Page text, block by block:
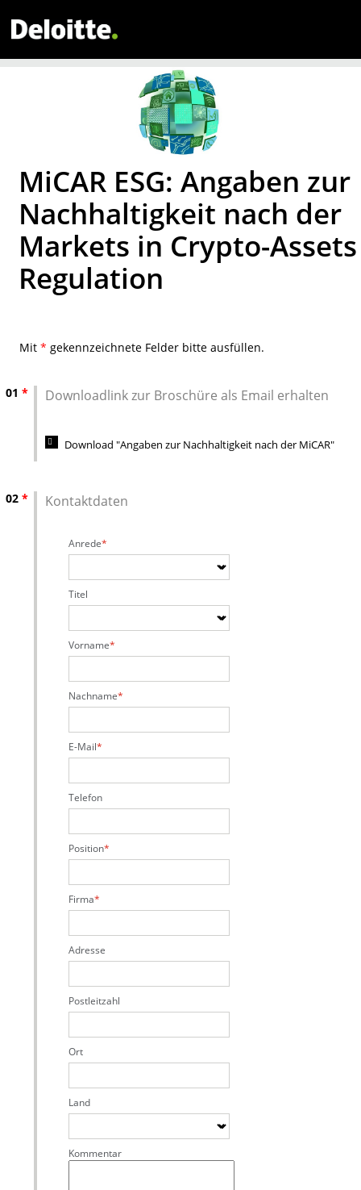
MiCAR ESG: Angaben zur
Nachhaltigkeit nach der
Markets in Crypto-Assets
Regulation
Mit * gekennzeichnete Felder bitte ausfüllen.
01 * Downloadlink zur Broschüre als Email erhalten
Download "Angaben zur Nachhaltigkeit nach der MiCAR"
02 * Kontaktdaten
Anrede
Titel
Vorname
Nachname
E-Mail
Telefon
Position
Firma
Adresse
Postleitzahl
Ort
Land
Kommentar